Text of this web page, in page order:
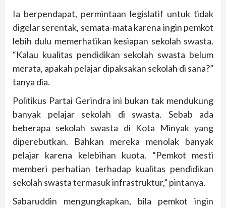
Ia berpendapat, permintaan legislatif untuk tidak
digelar serentak, semata-mata karena ingin pemkot
lebih dulu memerhatikan kesiapan sekolah swasta.
“Kalau kualitas pendidikan sekolah swasta belum
merata, apakah pelajar dipaksakan sekolah di sana?”
tanya dia.
Politikus Partai Gerindra ini bukan tak mendukung
banyak pelajar sekolah di swasta. Sebab ada
beberapa sekolah swasta di Kota Minyak yang
diperebutkan. Bahkan mereka menolak banyak
pelajar karena kelebihan kuota. “Pemkot mesti
memberi perhatian terhadap kualitas pendidikan
sekolah swasta termasuk infrastruktur,” pintanya.
Sabaruddin mengungkapkan, bila pemkot ingin